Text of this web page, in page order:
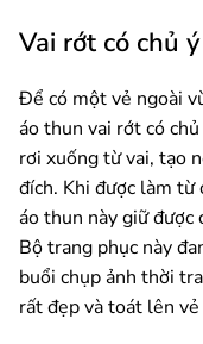
Vai rớt có chủ ý
Để có một vẻ ngoài
áo thun vai rớt có
rơi xuống từ vai, tạo
đích. Khi được làm từ
áo thun này giữ
Bộ trang phục này
buổi chụp ảnh thời
rất đẹp và toát lên